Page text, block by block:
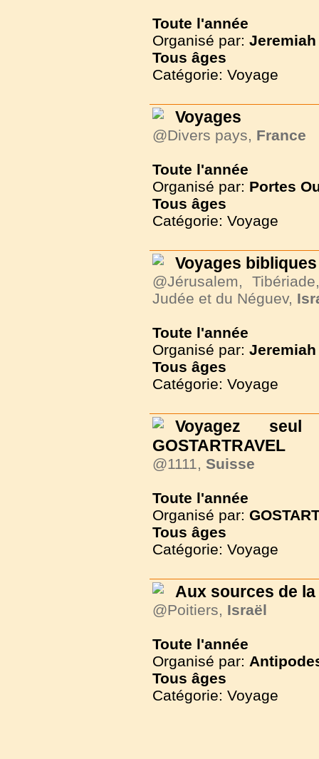
Toute l'année
Organisé par:
Tous âges
Catégorie: Voyage
Voyages
@Divers pays, France
Toute l'année
Organisé par: Portes
Tous âges
Catégorie: Voyage
Voyages
@Jérusalem,
Judée et du Néguev,
Toute l'année
Organisé par:
Tous âges
Catégorie: Voyage
Voyagez
GOSTARTRAVEL
@1111, Suisse
Toute l'année
Organisé par:
Tous âges
Catégorie: Voyage
Aux sources de
@Poitiers, Israël
Toute l'année
Organisé par:
Tous âges
Catégorie: Voyage